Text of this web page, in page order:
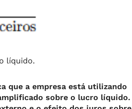
líquido.
que a empresa está utilizando
sobre o lucro líquido.